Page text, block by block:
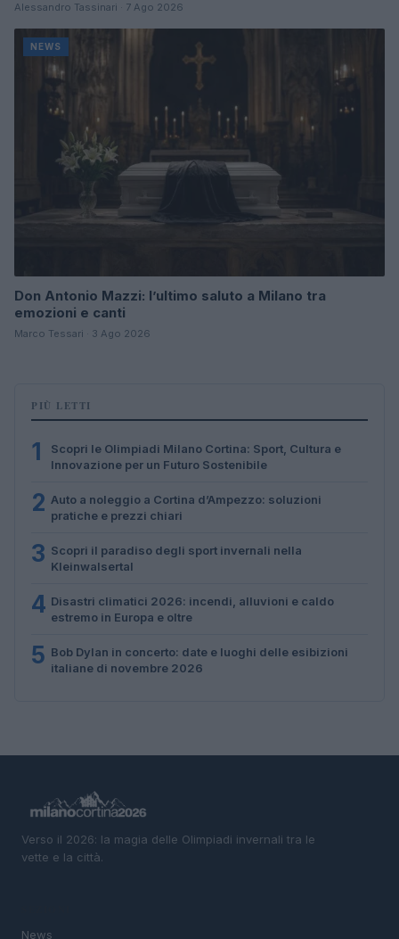
Alessandro Tassinari · 7 Ago 2026
NEWS
Don Antonio Mazzi: l’ultimo saluto a Milano tra
emozioni e canti
Marco Tessari · 3 Ago 2026
PIÙ LETTI
1
Scopri le Olimpiadi Milano Cortina: Sport, Cultura e
Innovazione per un Futuro Sostenibile
2 Auto a noleggio a Cortina d’Ampezzo: soluzioni
pratiche e prezzi chiari
3 Scopri il paradiso degli sport invernali nella
Kleinwalsertal
4 Disastri climatici 2026: incendi, alluvioni e caldo
estremo in Europa e oltre
5 Bob Dylan in concerto: date e luoghi delle esibizioni
italiane di novembre 2026
Verso il 2026: la magia delle Olimpiadi invernali tra le
vette e la città.
News